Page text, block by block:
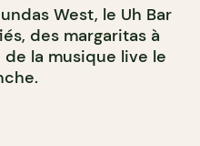
West, le Uh Bar
des margaritas à
la musique live le